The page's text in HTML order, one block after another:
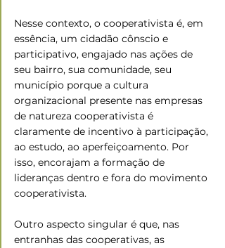
Nesse contexto, o cooperativista é, em
essência, um cidadão cônscio e
participativo, engajado nas ações de
seu bairro, sua comunidade, seu
município porque a cultura
organizacional presente nas empresas
de natureza cooperativista é
claramente de incentivo à participação,
ao estudo, ao aperfeiçoamento. Por
isso, encorajam a formação de
lideranças dentro e fora do movimento
cooperativista.
Outro aspecto singular é que, nas
entranhas das cooperativas, as